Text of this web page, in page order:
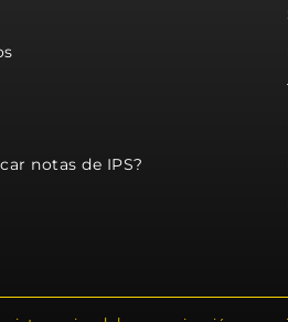
notas de IPS?